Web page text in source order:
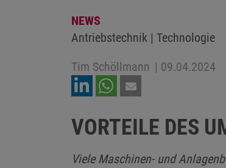
NEWS
Antriebstechnik | Technologie
Tim Schöllmann | 09.04.2024
VORTEILE DES
Viele Maschinen- und